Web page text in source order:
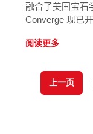
融合了美国宝石
Converge 现已开
阅读更多
上一页